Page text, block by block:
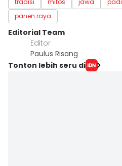
tradisi mitos jawa padi
panen raya
Editorial Team
Editor
Paulus Risang
Tonton lebih seru di